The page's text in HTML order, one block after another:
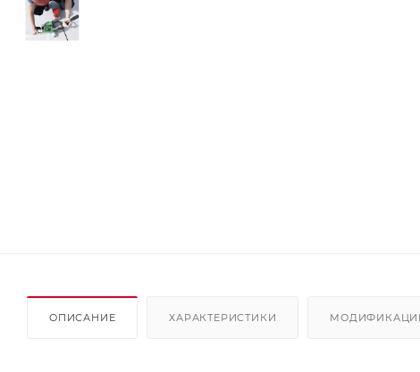
ОПИСАНИЕ ХАРАКТЕРИСТИКИ